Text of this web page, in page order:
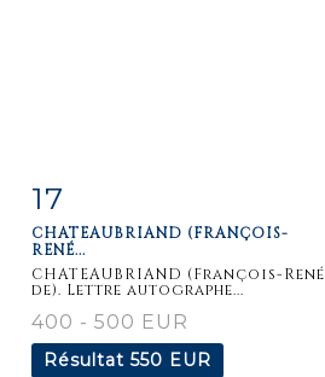
détaillée
17
CHATEAUBRIAND (FRANÇOIS-
RENÉ...
CHATEAUBRIAND (François-René
de). Lettre autographe...
400 - 500 EUR
Résultat 550 EUR